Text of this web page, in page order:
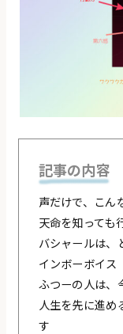
記事の内容
声だけで、こん
天命を知っても
バシャールは、
インボーボイス
ふつーの人は、
人生を先に進め
す